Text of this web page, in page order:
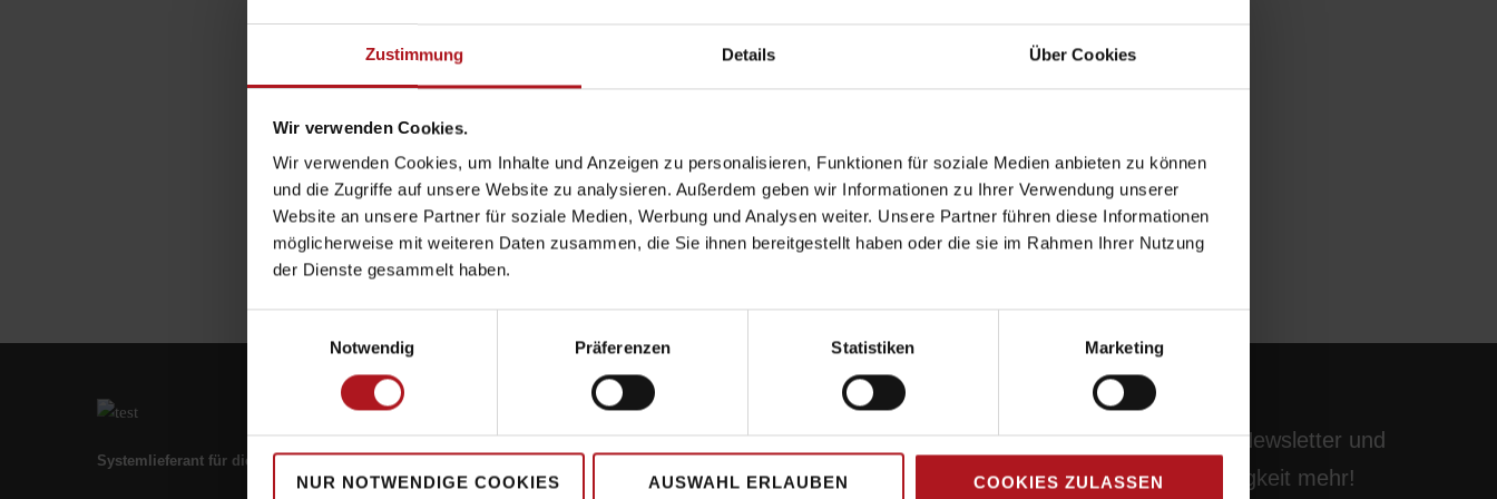
Zustimmung Details Über Cookies
Wir verwenden Cookies.
Wir verwenden Cookies, um Inhalte und Anzeigen zu personalisieren, Funktionen für soziale Medien anbieten zu können
und die Zugriffe auf unsere Website zu analysieren. Außerdem geben wir Informationen zu Ihrer Verwendung unserer
Website an unsere Partner für soziale Medien, Werbung und Analysen weiter. Unsere Partner führen diese Informationen
möglicherweise mit weiteren Daten zusammen, die Sie ihnen bereitgestellt haben oder die sie im Rahmen Ihrer Nutzung
der Dienste gesammelt haben.
Notwendig
Präferenzen Statistiken Marketing
NUR NOTWENDIGE COOKIES AUSWAHL ERLAUBEN COOKIES ZULASSEN
Systemlieferant für die Zukunft. Hauptsitz
Abonnieren Sie unseren Newsletter und
verpassen Sie keine Neuigkeit mehr!